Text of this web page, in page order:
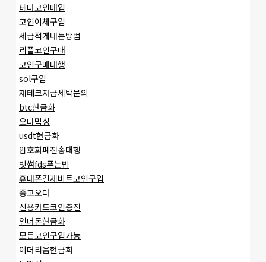
테더코인매입
코인이체구입
세금적게내는방법
리플코인구매
코인구매대행
sol구입
재테크자금세탁문의
btc현금화
오다믹싱
usdt현금화
암호화폐전송대행
빗썸fds푸는법
휴대폰결제비트코인구입
중고오다
신용카드코인충전
언더돈현금화
모든코인구입가능
이더리움현금화